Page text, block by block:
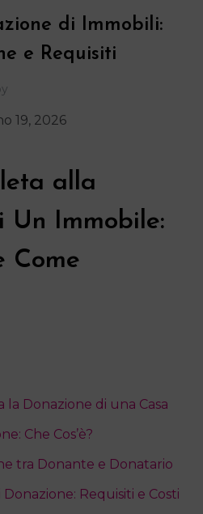
di Immobili:
e Requisiti
19, 2026
alla
Un Immobile:
Come
la Donazione di una Casa
Che Cos’è?
tra Donante e Donatario
Requisiti e Costi